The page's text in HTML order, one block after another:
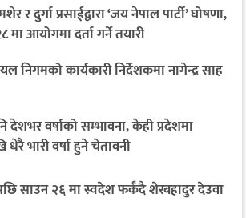
र दुर्गा प्रसाईंद्वारा ‘जय नेपाल पार्टी’ घोषणा,
मा आयोगमा दर्ता गर्ने तयारी
निगमको कार्यकारी निर्देशकमा नागेन्द्र साह
वर्षाको सम्भावना, केही प्रदेशमा
धेरै भारी वर्षा हुने चेतावनी
साउन २६ मा स्वदेश फर्कँदै शेरबहादुर देउवा